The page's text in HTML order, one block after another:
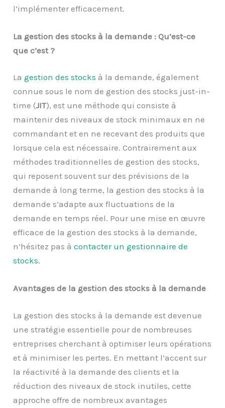
l’implémenter efficacement.
La gestion des stocks à la demande : Qu’est-ce
que c’est ?
Lagestion des stocks à la demande, également
connue sous le nom de gestion des stocks just-in-
time (JIT), est une méthode qui consiste à
maintenir des niveaux de stock minimaux en ne
commandant et en ne recevant des produits que
lorsque cela est nécessaire. Contrairement aux
méthodes traditionnelles de gestion des stocks,
qui reposent souvent sur des prévisions de la
demande à long terme, la gestion des stocks à la
demande s’adapte aux fluctuations de la
demande en temps réel. Pour une mise en œuvre
efficace de la gestion des stocks à la demande,
n’hésitez pas àcontacter un gestionnaire de
stocks.
Avantages de la gestion des stocks à la demande
La gestion des stocks à la demande est devenue
une stratégie essentielle pour de nombreuses
entreprises cherchant à optimiser leurs opérations
et à minimiser les pertes. En mettant l’accent sur
la réactivité à la demande des clients et la
réduction des niveaux de stock inutiles, cette
approche offre de nombreux avantages